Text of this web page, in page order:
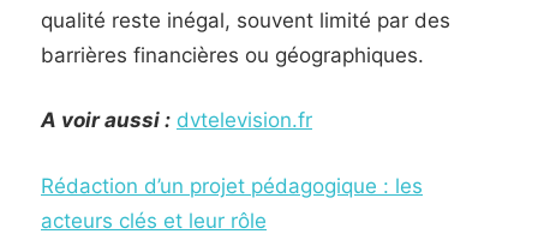
qualité reste inégal, souvent limité par des
barrières financières ou géographiques.
A voir aussi : dvtelevision.fr
Rédaction d’un projet pédagogique : les
acteurs clés et leur rôle